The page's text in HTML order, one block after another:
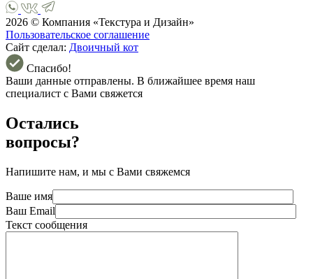
2026 © Компания «Текстура и Дизайн»
Пользовательское соглашение
Сайт сделал: Двоичный кот
Спасибо!
Ваши данные отправлены. В ближайшее время наш
специалист с Вами свяжется
Остались
вопросы?
Напишите нам, и мы с Вами свяжемся
Ваше имя
Ваш Email
Текст сообщения